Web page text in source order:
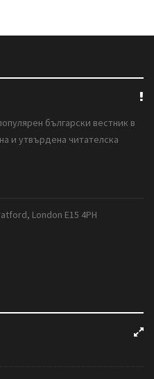
български вестник в
и утвърдена читателска
London E15 4PH